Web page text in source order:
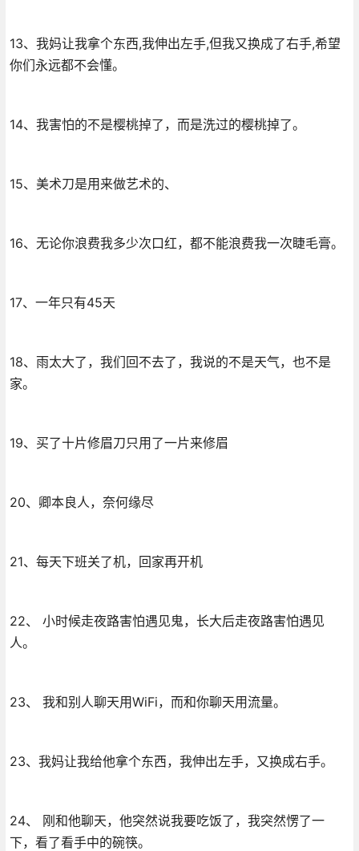
13、我妈让我拿个东西,我伸出左手,但我又换成了右手,希望
你们永远都不会懂。
14、我害怕的不是樱桃掉了，而是洗过的樱桃掉了。
15、美术刀是用来做艺术的、
16、无论你浪费我多少次口红，都不能浪费我一次睫毛膏。
17、一年只有45天
18、雨太大了，我们回不去了，我说的不是天气，也不是
家。
19、买了十片修眉刀只用了一片来修眉
20、卿本良人，奈何缘尽
21、每天下班关了机，回家再开机
22、 小时候走夜路害怕遇见鬼，长大后走夜路害怕遇见
人。
23、 我和别人聊天用WiFi，而和你聊天用流量。
23、我妈让我给他拿个东西，我伸出左手，又换成右手。
24、 刚和他聊天，他突然说我要吃饭了，我突然愣了一
下，看了看手中的碗筷。